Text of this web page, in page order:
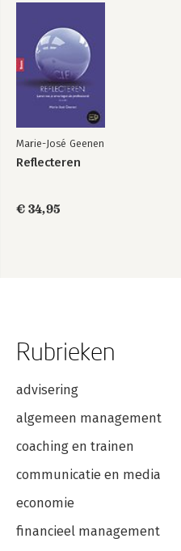
Marie-José Geenen
Reflecteren
€ 34,95
Rubrieken
advisering
algemeen management
coaching en trainen
communicatie en media
economie
financieel management